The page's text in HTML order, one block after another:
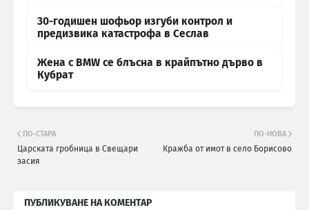
30-годишен шофьор изгуби контрол и
предизвика катастрофа в Сеслав
Жена с BMW се блъсна в крайпътно дърво в
Кубрат
ПО-НОВА
Кражба от имот в село Борисово
ПО-СТАРА
Царската гробница в Свещари
засия
ПУБЛИКУВАНЕ НА КОМЕНТАР